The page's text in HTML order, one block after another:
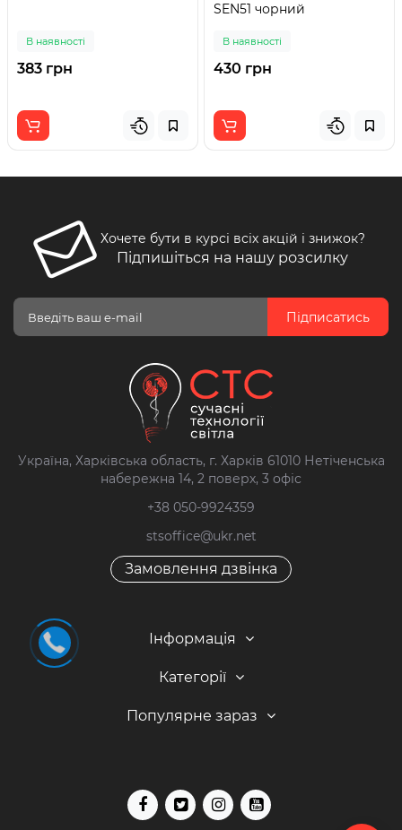
В наявності
383 грн
SEN51 чорний
В наявності
430 грн
Хочете бути в курсі всіх акцій і знижок?
Підпишіться на нашу розсилку
Підписатись
Україна, Харківська область, г. Харків 61010 Нетіченська
набережна 14, 2 поверх, 3 офіс
+38 050-9924359
stsoffice@ukr.net
Замовлення дзвінка
Інформація
Категорії
Популярне зараз